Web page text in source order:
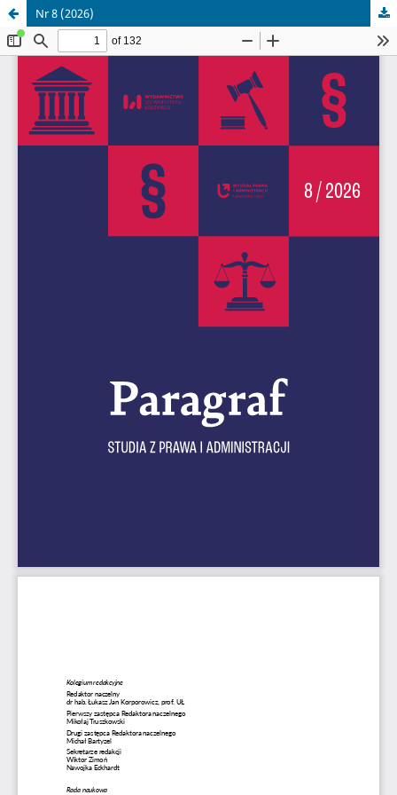
Nr 8 (2026)